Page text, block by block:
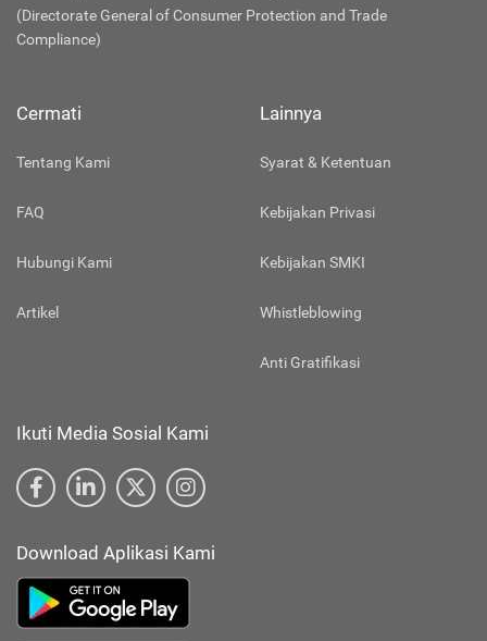
(Directorate General of Consumer Protection and Trade
Compliance)
Cermati
Tentang Kami
FAQ
Hubungi Kami
Artikel
Lainnya
Syarat & Ketentuan
Kebijakan Privasi
Kebijakan SMKI
Whistleblowing
Anti Gratifikasi
Ikuti Media Sosial Kami
Download Aplikasi Kami